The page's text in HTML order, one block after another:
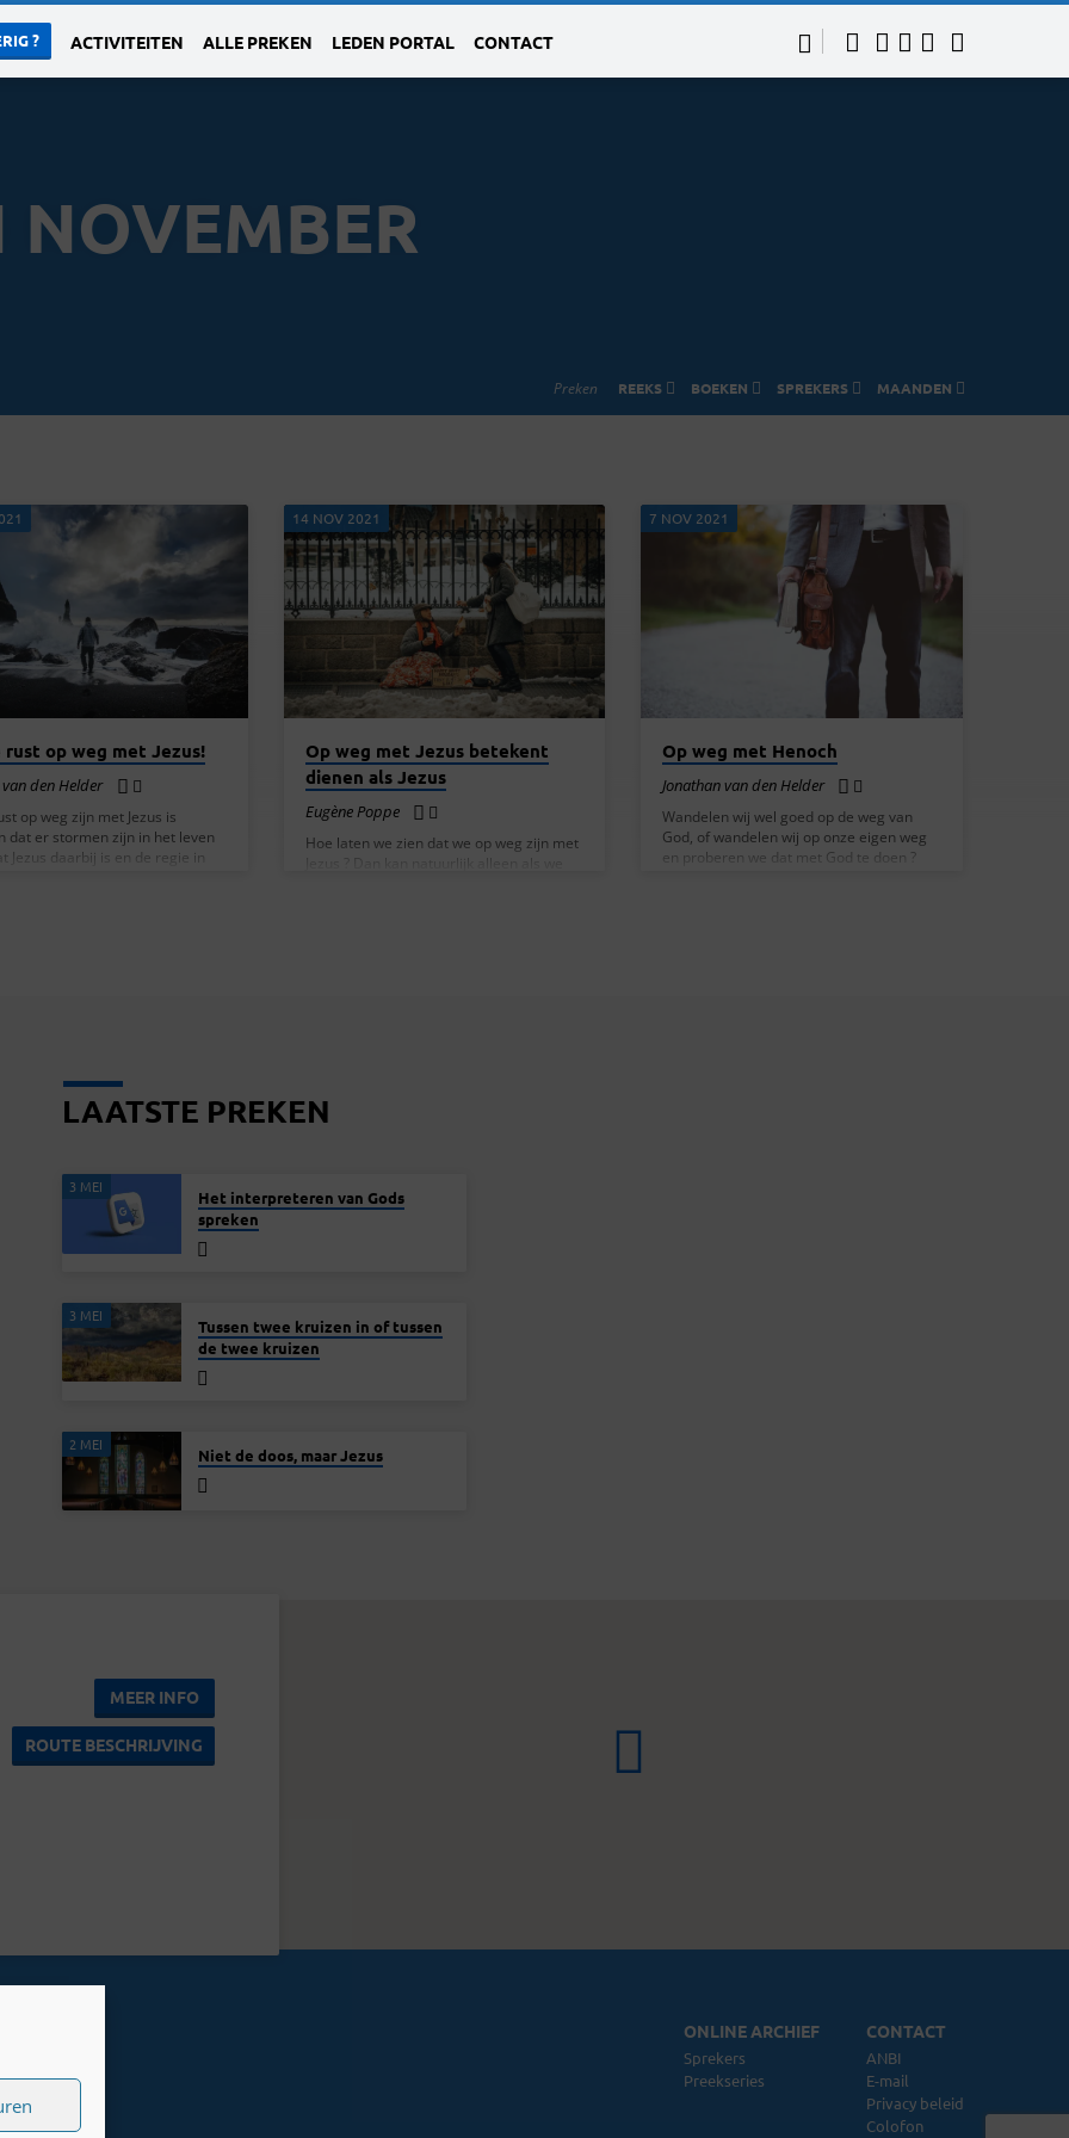
? ACTIVITEITEN ALLE PREKEN LEDEN PORTAL CONTACT
NOVEMBER
Preken REEKS BOEKEN SPREKERS MAANDEN
rust op weg met Jezus!
den Helder
op weg zijn met Jezus is
dat er stormen zijn in het leven
Jezus daarbij is en de regie in
14 NOV 2021
Op weg met Jezus betekent
dienen als Jezus
Eugène Poppe
Hoe laten we zien dat we op weg zijn met
Jezus ? Dan kan natuurlijk alleen als we
7 NOV 2021
Op weg met Henoch
Jonathan van den Helder
Wandelen wij wel goed op de weg van
God, of wandelen wij op onze eigen weg
en proberen we dat met God te doen ?
LAATSTE PREKEN
3 MEI
Het interpreteren van Gods
spreken
3 MEI
Tussen twee kruizen in of tussen
de twee kruizen
2 MEI
Niet de doos, maar Jezus
MEER INFO
ROUTE BESCHRIJVING
ONLINE ARCHIEF
Sprekers
Preekseries
CONTACT
ANBI
E-mail
Privacy beleid
Colofon